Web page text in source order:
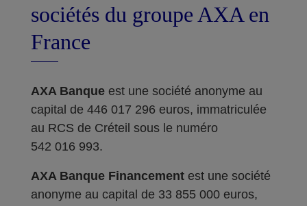
sociétés du groupe AXA en
France
AXA Banque est une société anonyme au
capital de 446 017 296 euros, immatriculée
au RCS de Créteil sous le numéro
542 016 993.
AXA Banque Financement est une société
anonyme au capital de 33 855 000 euros,